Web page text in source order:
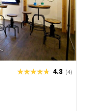
★★★★★
★★★★★ 4.8 (4)